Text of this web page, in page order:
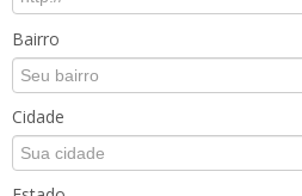
Bairro
Cidade